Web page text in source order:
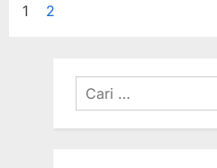
Paginasi
1 2
Cari
untuk: